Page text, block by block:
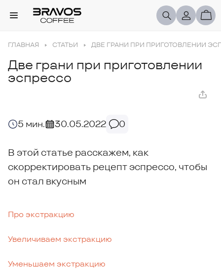
ГЛАВНАЯ СТАТЬИ ДВЕ ГРАНИ ПРИ ПРИГОТОВЛЕНИИ
Две грани при приготовлении
эспрессо
5 мин. 30.05.2022 0
В этой статье расскажем, как
скорректировать рецепт эспрессо, чтобы
он стал вкусным
Про экстракцию
Увеличиваем экстракцию
Уменьшаем экстракцию